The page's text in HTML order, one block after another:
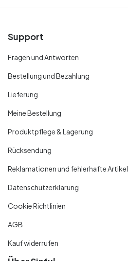
Support
Fragen und Antworten
Bestellung und Bezahlung
Lieferung
Meine Bestellung
Produktpflege & Lagerung
Rücksendung
Reklamationen und fehlerhafte Artikel
Datenschutzerklärung
Cookie Richtlinien
AGB
Kauf widerrufen